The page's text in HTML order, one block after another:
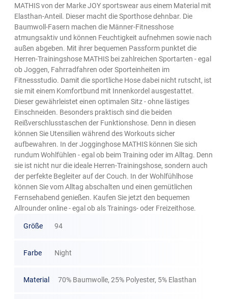
MATHIS von der Marke JOY sportswear aus einem Material mit
Elasthan-Anteil. Dieser macht die Sporthose dehnbar. Die
Baumwoll-Fasern machen die Männer-Fitnesshose
atmungsaktiv und können Feuchtigkeit aufnehmen sowie nach
außen abgeben. Mit ihrer bequemen Passform punktet die
Herren-Trainingshose MATHIS bei zahlreichen Sportarten - egal
ob Joggen, Fahrradfahren oder Sporteinheiten im
Fitnessstudio. Damit die sportliche Hose dabei nicht rutscht, ist
sie mit einem Komfortbund mit Innenkordel ausgestattet.
Dieser gewährleistet einen optimalen Sitz - ohne lästiges
Einschneiden. Besonders praktisch sind die beiden
Reißverschlusstaschen der Funktionshose. Denn in diesen
können Sie Utensilien während des Workouts sicher
aufbewahren. In der Jogginghose MATHIS können Sie sich
rundum Wohlfühlen - egal ob beim Training oder im Alltag. Denn
sie ist nicht nur die ideale Herren-Trainingshose, sondern auch
der perfekte Begleiter auf der Couch. In der Wohlfühlhose
können Sie vom Alltag abschalten und einen gemütlichen
Fernsehabend genießen. Kaufen Sie jetzt den bequemen
Allrounder online - egal ob als Trainings- oder Freizeithose.
Größe 94
Farbe Night
Material 70% Baumwolle, 25% Polyester, 5% Elasthan